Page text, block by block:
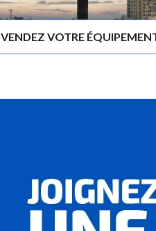
VENDEZ VOTRE